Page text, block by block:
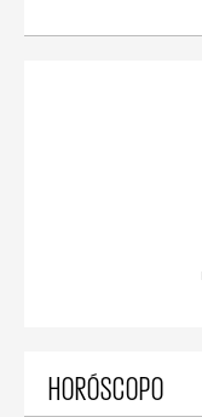
HORÓSCOPO